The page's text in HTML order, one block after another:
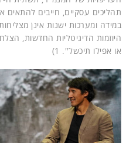
תהליכים עסקיים, חייבים
במידה ומערכות ישנות אינן
היוזמות הדיגיטליות החדשות,
או אפילו תיכשל". 1)